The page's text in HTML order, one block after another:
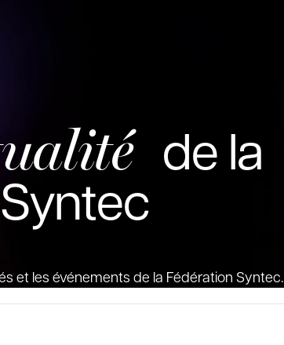
de la
et les événements de la Fédération Syntec.